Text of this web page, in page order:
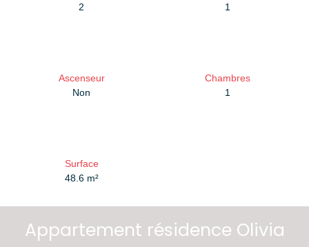
2
1
Ascenseur
Non
Chambres
1
Surface
48.6 m²
Appartement résidence Olivia